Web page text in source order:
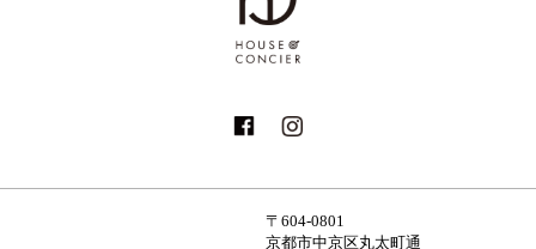
〒604-0801
京都市中京区丸太町通